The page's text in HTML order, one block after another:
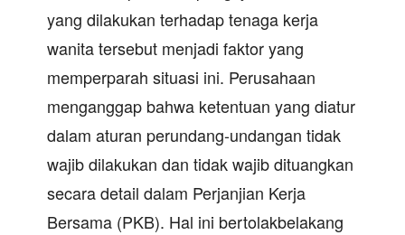
yang dilakukan terhadap tenaga kerja
wanita tersebut menjadi faktor yang
memperparah situasi ini. Perusahaan
menganggap bahwa ketentuan yang diatur
dalam aturan perundang-undangan tidak
wajib dilakukan dan tidak wajib dituangkan
secara detail dalam Perjanjian Kerja
Bersama (PKB). Hal ini bertolakbelakang